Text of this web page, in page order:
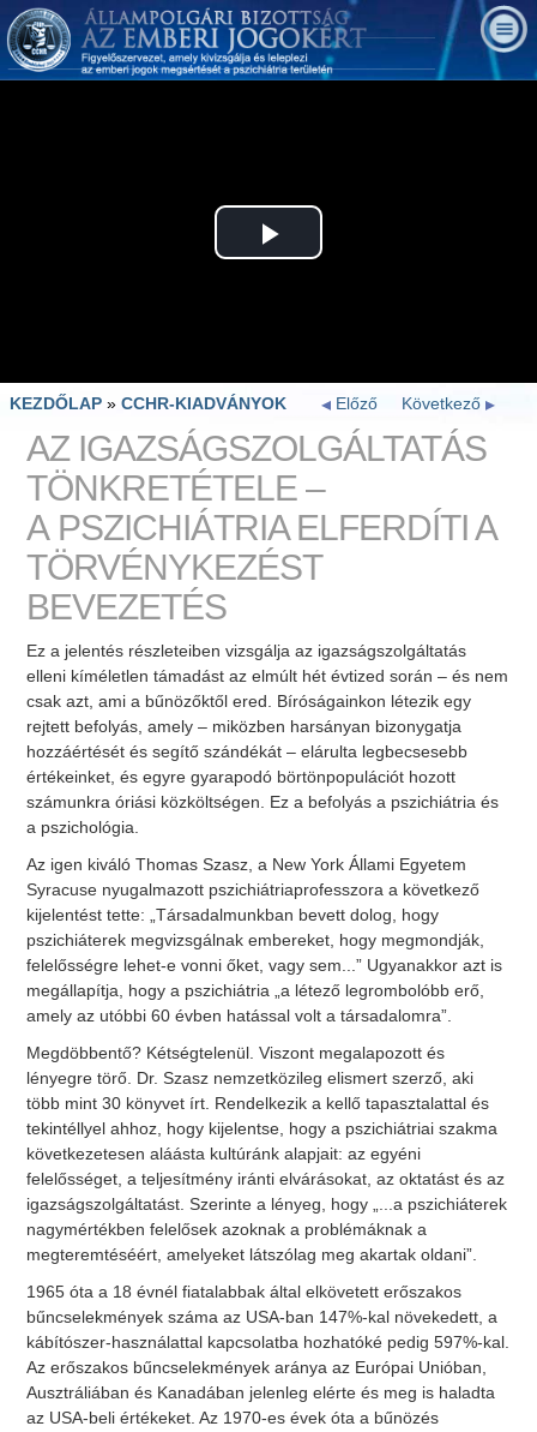
Play
KEZDŐLAP » CCHR-KIADVÁNYOK Következő
Előző
AZ IGAZSÁGSZOLGÁLTATÁS
TÖNKRETÉTELE –
A PSZICHIÁTRIA ELFERDÍTI A
TÖRVÉNYKEZÉST
BEVEZETÉS
Ez a jelentés részleteiben vizsgálja az igazságszolgáltatás
elleni kíméletlen támadást az elmúlt hét évtized során – és nem
csak azt, ami a bűnözőktől ered. Bíróságainkon létezik egy
rejtett befolyás, amely – miközben harsányan bizonygatja
hozzáértését és segítő szándékát – elárulta legbecsesebb
értékeinket, és egyre gyarapodó börtönpopulációt hozott
számunkra óriási közköltségen. Ez a befolyás a pszichiátria és
a pszichológia.
Az igen kiváló Thomas Szasz, a New York Állami Egyetem
Syracuse nyugalmazott pszichiátriaprofesszora a következő
kijelentést tette: „Társadalmunkban bevett dolog, hogy
pszichiáterek megvizsgálnak embereket, hogy megmondják,
felelősségre lehet-e vonni őket, vagy sem...” Ugyanakkor azt is
megállapítja, hogy a pszichiátria „a létező legrombolóbb erő,
amely az utóbbi 60 évben hatással volt a társadalomra”.
Megdöbbentő? Kétségtelenül. Viszont megalapozott és
lényegre törő. Dr. Szasz nemzetközileg elismert szerző, aki
több mint 30 könyvet írt. Rendelkezik a kellő tapasztalattal és
tekintéllyel ahhoz, hogy kijelentse, hogy a pszichiátriai szakma
következetesen aláásta kultúránk alapjait: az egyéni
felelősséget, a teljesítmény iránti elvárásokat, az oktatást és az
igazságszolgáltatást. Szerinte a lényeg, hogy „...a pszichiáterek
nagymértékben felelősek azoknak a problémáknak a
megteremtéséért, amelyeket látszólag meg akartak oldani”.
1965 óta a 18 évnél fiatalabbak által elkövetett erőszakos
bűncselekmények száma az USA-ban 147%-kal növekedett, a
kábítószer-használattal kapcsolatba hozhatóké pedig 597%-kal.
Az erőszakos bűncselekmények aránya az Európai Unióban,
Ausztráliában és Kanadában jelenleg elérte és meg is haladta
az USA-beli értékeket. Az 1970-es évek óta a bűnözés